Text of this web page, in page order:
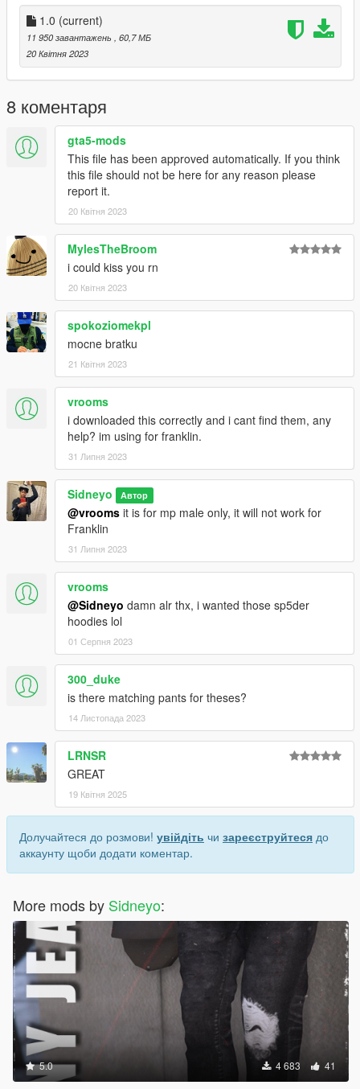
1.0 (current)
11 950 завантажень
, 60,7 МБ
20 Квітня 2023
8 коментаря
gta5-mods
This file has been approved automatically. If you think
this file should not be here for any reason please
report it.
20 Квітня 2023
MylesTheBroom
i could kiss you rn
20 Квітня 2023
spokoziomekpl
mocne bratku
21 Квітня 2023
vrooms
i downloaded this correctly and i cant find them, any
help? im using for franklin.
31 Липня 2023
Sidneyo Автор
@vrooms it is for mp male only, it will not work for
Franklin
31 Липня 2023
vrooms
@Sidneyo damn alr thx, i wanted those sp5der
hoodies lol
01 Серпня 2023
300_duke
is there matching pants for theses?
14 Листопада 2023
LRNSR
GREAT
19 Квітня 2025
Долучайтеся до розмови! увійдіть чи зареєструйтеся до
аккаунту щоби додати коментар.
More mods by Sidneyo:
5.0 4 683 41